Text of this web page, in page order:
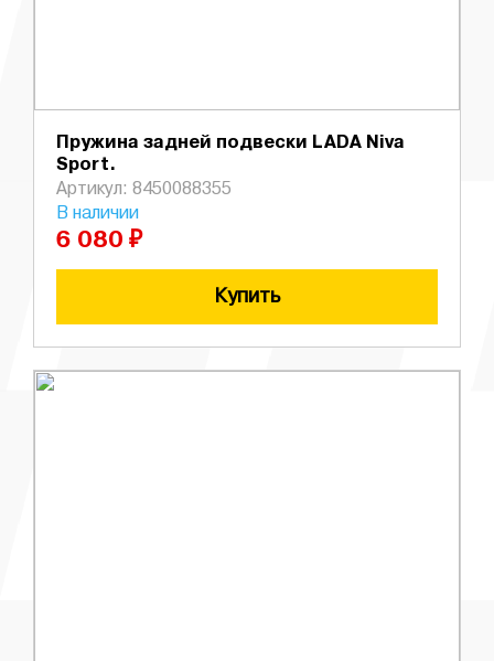
Пружина задней подвески LADA Niva
Sport.
Артикул: 8450088355
В наличии
6 080 ₽
Купить